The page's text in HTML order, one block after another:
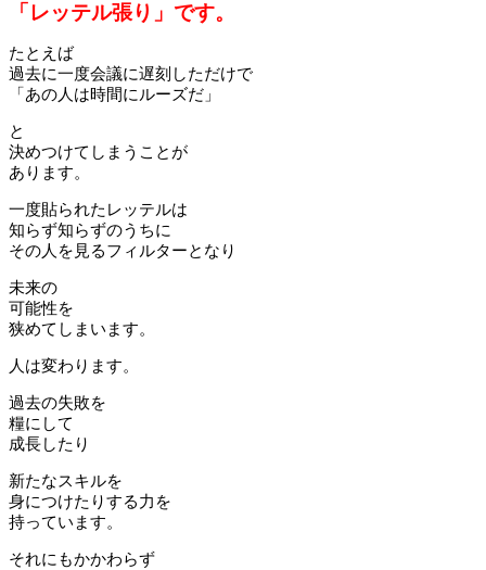
「レッテル張り」です。
たとえば
過去に一度会議に遅刻しただけで
「あの人は時間にルーズだ」
と
決めつけてしまうことが
あります。
一度貼られたレッテルは
知らず知らずのうちに
その人を見るフィルターとなり
未来の
可能性を
狭めてしまいます。
人は変わります。
過去の失敗を
糧にして
成長したり
新たなスキルを
身につけたりする力を
持っています。
それにもかかわらず